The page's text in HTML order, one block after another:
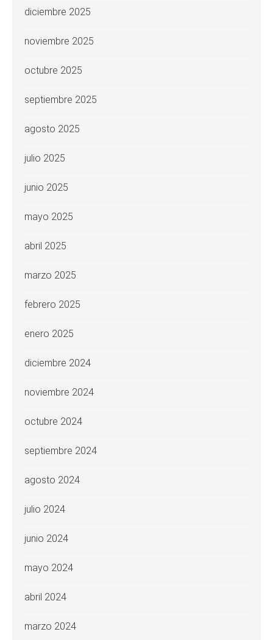
diciembre 2025
noviembre 2025
octubre 2025
septiembre 2025
agosto 2025
julio 2025
junio 2025
mayo 2025
abril 2025
marzo 2025
febrero 2025
enero 2025
diciembre 2024
noviembre 2024
octubre 2024
septiembre 2024
agosto 2024
julio 2024
junio 2024
mayo 2024
abril 2024
marzo 2024